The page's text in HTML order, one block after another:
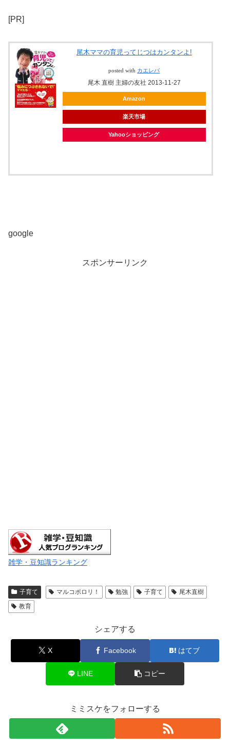
[PR]
尾木ママの育児ってじつはカンタンよ!
posted with カエレバ
尾木 直樹 主婦の友社 2013-11-27
Amazon
楽天市場
Yahooショッピング
google
スポンサーリンク
雑学・豆知識ランキング
子育て マルコポロリ！ 勉強 子育て
尾木直樹
教育
シェアする
X Facebook はてブ
LINE コピー
ミミスケをフォローする